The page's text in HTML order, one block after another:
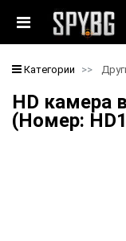
Категории
HD камера
(Номер: